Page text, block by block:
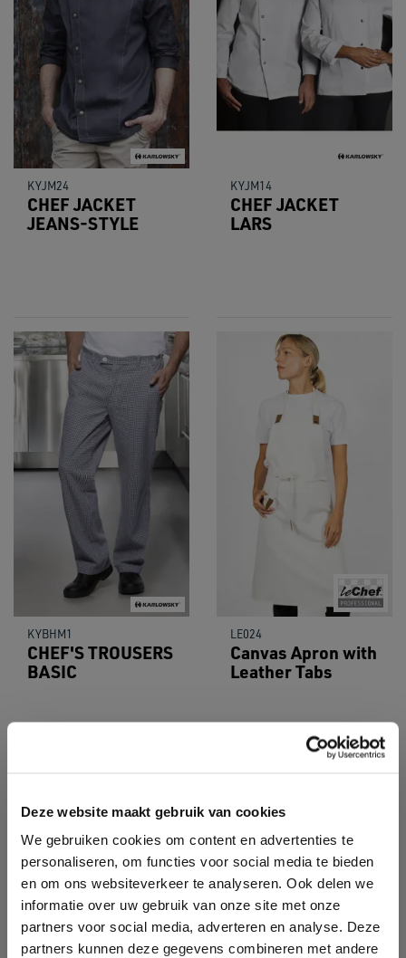
Deze website maakt gebruik van cookies
We gebruiken cookies om content en advertenties te
personaliseren, om functies voor social media te bieden
en om ons websiteverkeer te analyseren. Ook delen we
informatie over uw gebruik van onze site met onze
partners voor social media, adverteren en analyse. Deze
partners kunnen deze gegevens combineren met andere
KYJM24
CHEF JACKET
JEANS-STYLE
KYJM14
CHEF JACKET
LARS
KYBHM1
CHEF'S TROUSERS
BASIC
LE024
Canvas Apron with
Leather Tabs